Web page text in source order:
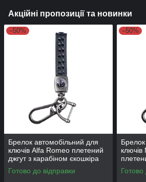
Акційні пропозиції та новинки
–50%
Брелок автомобільний для
ключів Alfa Romeo плетений
джгут з карабіном єкошкіра
чорний + викрутка
Готово до відправки
–50%
Готово